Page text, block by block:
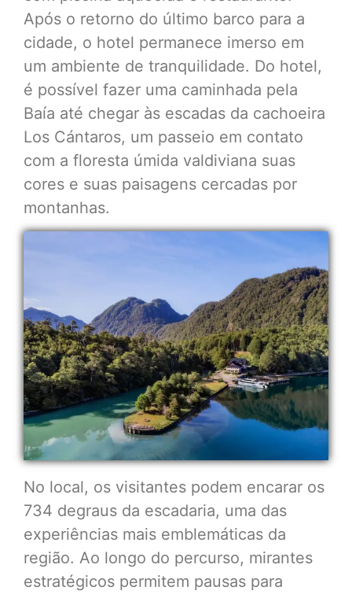
Após o retorno do último barco para a
cidade, o hotel permanece imerso em
um ambiente de tranquilidade. Do hotel,
é possível fazer uma caminhada pela
Baía até chegar às escadas da cachoeira
Los Cántaros, um passeio em contato
com a floresta úmida valdiviana suas
cores e suas paisagens cercadas por
montanhas.
No local, os visitantes podem encarar os
734 degraus da escadaria, uma das
experiências mais emblemáticas da
região. Ao longo do percurso, mirantes
estratégicos permitem pausas para